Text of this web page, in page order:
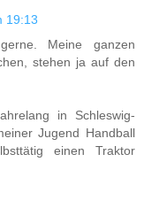
19:13
Meine ganzen
stehen ja auf den
in Schleswig-
Jugend Handball
einen Traktor